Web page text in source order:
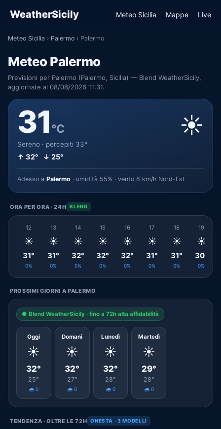
WeatherSicily Meteo Sicilia Mappe Live
Meteo Sicilia › Palermo › Palermo
Meteo Palermo
Previsioni per Palermo (Palermo, Sicilia) — Blend WeatherSicily,
aggiornate al 08/08/2026 11:31.
31°C
Sereno · percepiti 33°
↑ 32° ↓ 25°
☀️
Adesso a Palermo · umidità 55% · vento 8 km/h Nord-Est
ORA PER ORA · 24H BLEND
12
☀️
31°
0%
13
☀️
31°
0%
14
☀️
32°
0%
15
☀️
32°
0%
16
☀️
32°
0%
17
☀️
31°
0%
18
☀️
31°
0%
19
☀️
30°
0%
PROSSIMI GIORNI A PALERMO
● Blend WeatherSicily · fino a 72h alta affidabilità
Oggi
☀️
32°
25°
🌧️ 0
Domani
☀️
32°
27°
🌧️ 0
Lunedì
☀️
32°
28°
🌧️ 0
Martedì
☀️
29°
28°
🌧️ 0
TENDENZA · OLTRE LE 72H ONESTA · 3 MODELLI